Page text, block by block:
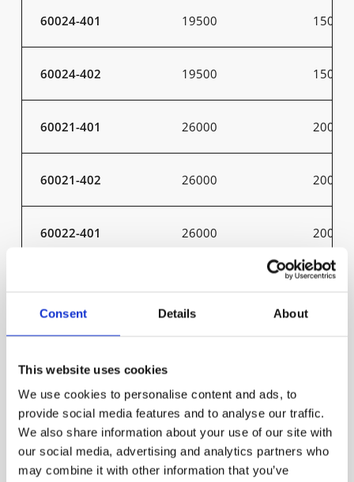
Consent Details About
This website uses cookies
We use cookies to personalise content and ads, to
provide social media features and to analyse our traffic.
We also share information about your use of our site with
our social media, advertising and analytics partners who
may combine it with other information that you’ve
60024-401 19500 150
60024-402 19500 150
60021-401 26000 200
60021-402 26000 200
60022-401 26000 200
60023-401
60023-402 26000
60025-401 26000 200